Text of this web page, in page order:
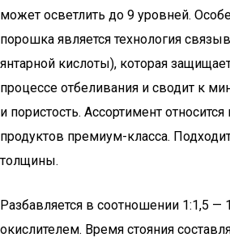
может осветлить до 9 уровней.
порошка является технология
янтарной кислоты), которая
процессе отбеливания и сводит к
и пористость. Ассортимент относится
продуктов премиум-класса.
толщины.
Разбавляется в соотношении 1:1,5 —
окислителем. Время стояния